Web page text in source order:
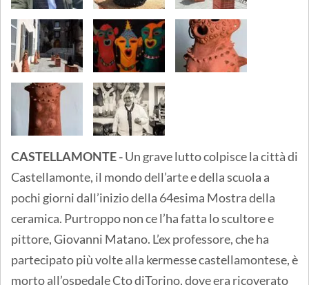
CASTELLAMONTE -Un grave lutto colpisce la città di
Castellamonte, il mondo dell’arte e della scuola a
pochi giorni dall’inizio della 64esima Mostra della
ceramica. Purtroppo non ce l’ha fatta lo scultore e
pittore, Giovanni Matano. L’ex professore, che ha
partecipato più volte alla kermesse castellamontese, è
morto all’ospedale Cto diTorino, dove era ricoverato